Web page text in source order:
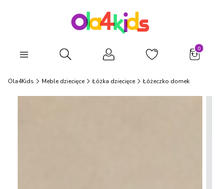
Otwórz wyszukiwarkę
Ola4Kids Meble dziecięce Łóżka dziecięce Łóżeczko domek